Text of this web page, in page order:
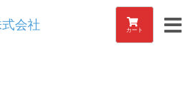
会社 カート